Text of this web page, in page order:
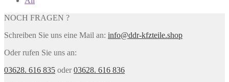
NOCH FRAGEN ?
Schreiben Sie uns eine Mail an: info@ddr-kfzteile.shop
Oder rufen Sie uns an:
03628. 616 835 oder03628. 616 836